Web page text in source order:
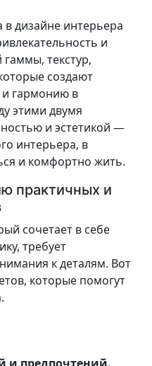
в дизайне интерьера
и
текстур,
создают
и гармонию в
этими двумя
и эстетикой —
интерьера, в
и комфортно жить.
практичных и
сочетает в себе
требует
к деталям. Вот
которые помогут